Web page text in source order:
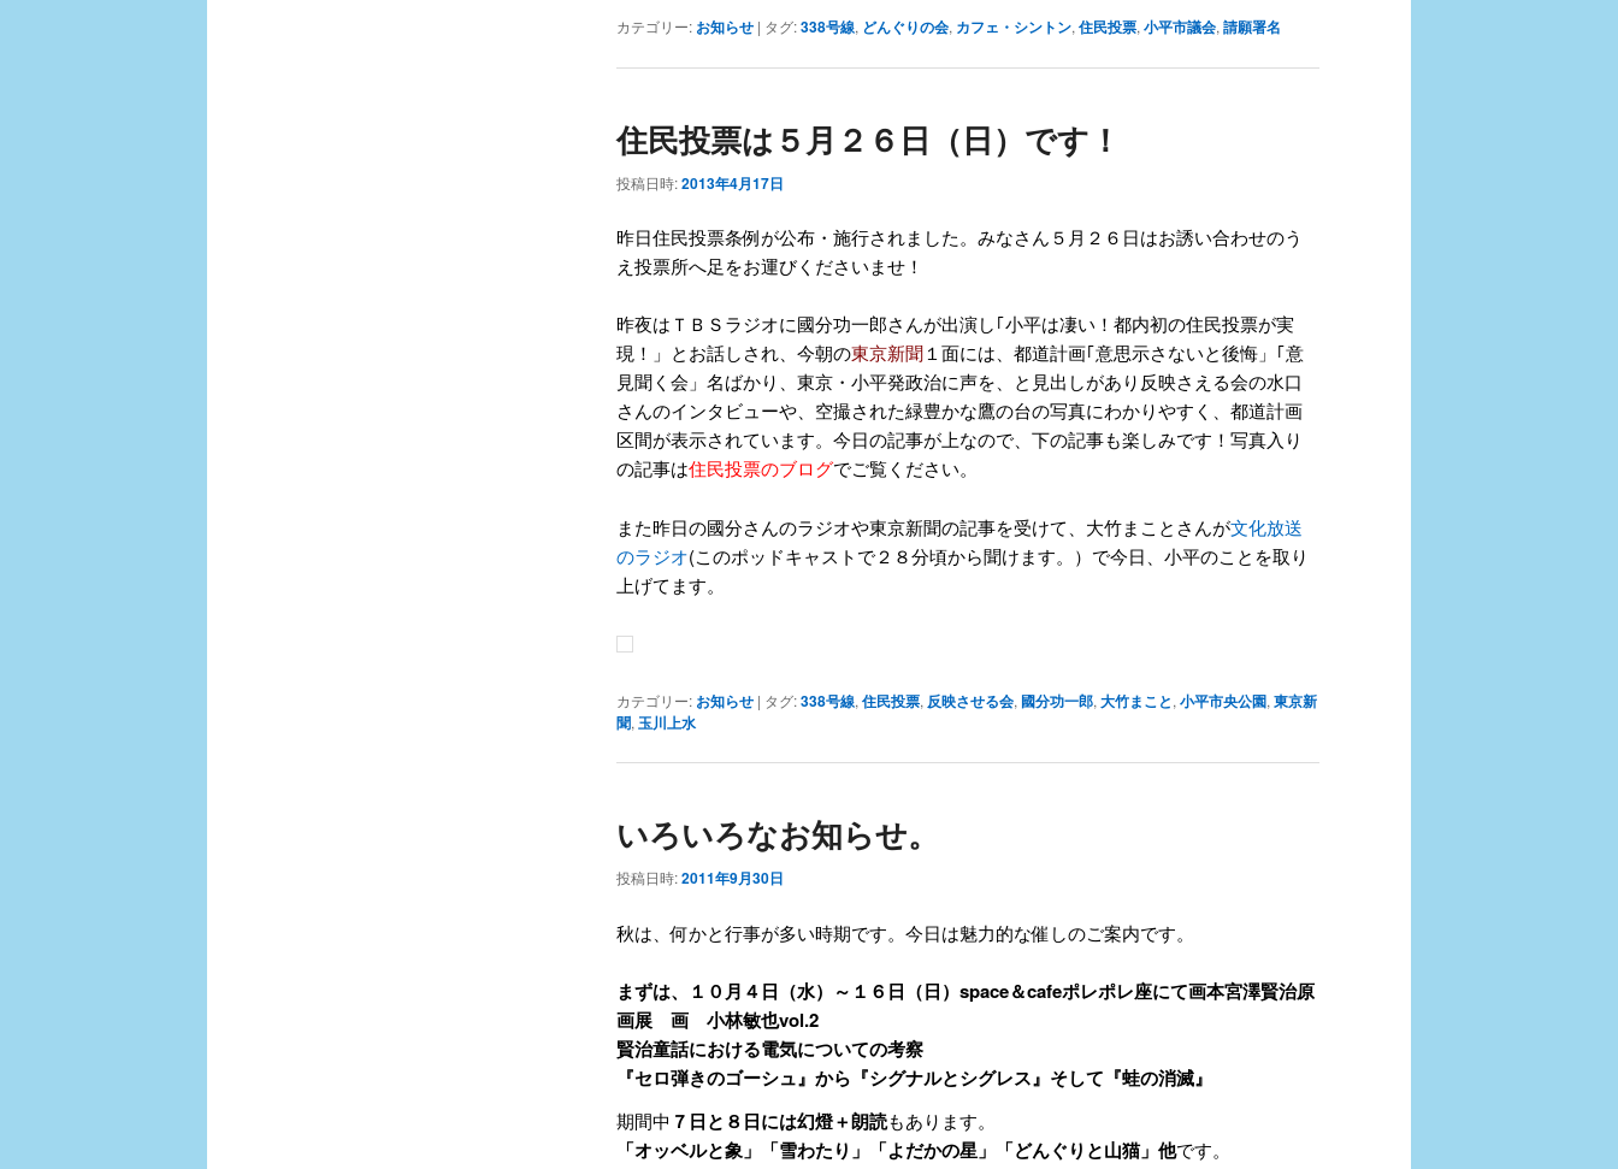
カテゴリー: お知らせ | タグ:338号線, どんぐりの会, カフェ・シントン, 住民投票, 小平市議会, 請願署名
住民投票は５月２６日（日）です！
投稿日時:2013年4月17日
昨日住民投票条例が公布・施行されました。みなさん５月２６日はお誘い合わせのう
え投票所へ足をお運びくださいませ！
昨夜はＴＢＳラジオに國分功一郎さんが出演し｢小平は凄い！都内初の住民投票が実
現！」とお話しされ、今朝の東京新聞１面には、都道計画｢意思示さないと後悔」｢意
見聞く会」名ばかり、東京・小平発政治に声を、と見出しがあり反映さえる会の水口
さんのインタビューや、空撮された緑豊かな鷹の台の写真にわかりやすく、都道計画
区間が表示されています。今日の記事が上なので、下の記事も楽しみです！写真入り
の記事は住民投票のブログでご覧ください。
また昨日の國分さんのラジオや東京新聞の記事を受けて、大竹まことさんが文化放送
のラジオ(このポッドキャストで２８分頃から聞けます。）で今日、小平のことを取り
上げてます。
カテゴリー: お知らせ | タグ:338号線, 住民投票, 反映させる会, 國分功一郎, 大竹まこと, 小平市央公園, 東京新
聞, 玉川上水
いろいろなお知らせ。
投稿日時:2011年9月30日
秋は、何かと行事が多い時期です。今日は魅力的な催しのご案内です。
まずは、 １０月４日（水）～１６日（日）space＆cafeポレポレ座にて画本宮澤賢治原
画展 画 小林敏也vol.2
賢治童話における電気についての考察
『セロ弾きのゴーシュ』から『シグナルとシグレス』そして『蛙の消滅』
期間中 ７日と８日には幻燈＋朗読もあります。
「オッベルと象」「雪わたり」「よだかの星」「どんぐりと山猫」他です。